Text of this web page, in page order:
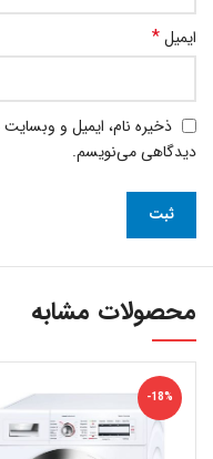
ایمیل*
ذخیره نام، ایمیل و وبسایت
دیدگاهی می‌نویسم.
محصولات مشابه
-18%